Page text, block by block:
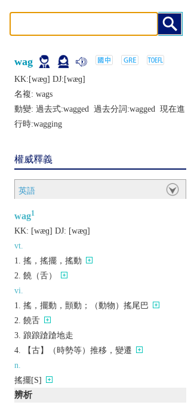
wag
KK:[wæɡ] DJ:[wæɡ]
名複: wags
動變: 過去式:wagged 過去分詞:wagged 現在進
行時:wagging
權威釋義
英語
wag1
KK: [wæɡ] DJ: [wæɡ]
vt.
搖，搖擺，搖動
饒（舌）
vi.
搖，擺動，顫動；（動物）搖尾巴
饒舌
踉踉蹌蹌地走
【古】（時勢等）推移，變遷
n.
搖擺[S]
辨析